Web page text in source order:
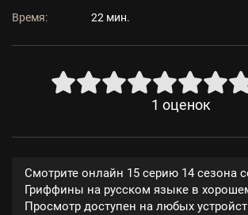
Время:
22 мин.
1 оценок
Смотрите онлайн 15 серию 14 сезона
Гриффины на русском языке в
Просмотр доступен на любых